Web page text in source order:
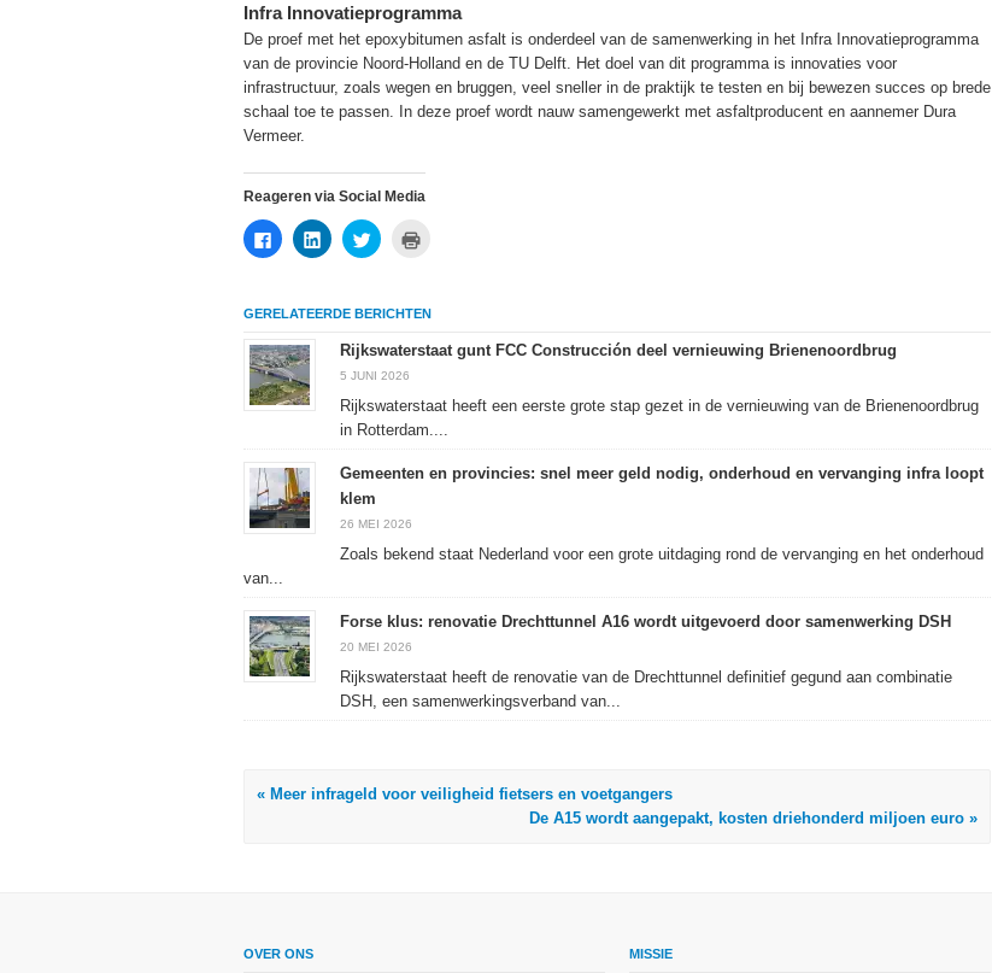
Infra Innovatieprogramma
De proef met het epoxybitumen asfalt is onderdeel van de samenwerking in het Infra Innovatieprogramma
van de provincie Noord-Holland en de TU Delft. Het doel van dit programma is innovaties voor
infrastructuur, zoals wegen en bruggen, veel sneller in de praktijk te testen en bij bewezen succes op brede
schaal toe te passen. In deze proef wordt nauw samengewerkt met asfaltproducent en aannemer Dura
Vermeer.
Reageren via Social Media
Klik
om
Facebook
(Wordt
een
nieuw
venster
geopend)
Klik
om
delen
(Wordt
een
nieuw
venster
Klik
om
Twitter
(Wordt
een
venster
(Wordt
in
nieuw
venster
GERELATEERDE BERICHTEN
Rijkswaterstaat gunt FCC Construcción deel vernieuwing Brienenoordbrug
5 JUNI 2026
Rijkswaterstaat heeft een eerste grote stap gezet in de vernieuwing van de Brienenoordbrug
in Rotterdam....
Gemeenten en provincies: snel meer geld nodig, onderhoud en vervanging infra loopt
klem
26 MEI 2026
Zoals bekend staat Nederland voor een grote uitdaging rond de vervanging en het onderhoud
van...
Forse klus: renovatie Drechttunnel A16 wordt uitgevoerd door samenwerking DSH
20 MEI 2026
Rijkswaterstaat heeft de renovatie van de Drechttunnel definitief gegund aan combinatie
DSH, een samenwerkingsverband van...
« Meer infrageld voor veiligheid fietsers en voetgangers
De A15 wordt aangepakt, kosten driehonderd miljoen euro »
OVER ONS MISSIE